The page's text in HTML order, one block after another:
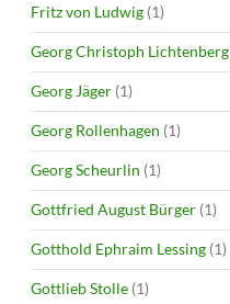
Fritz von Ludwig (1)
Georg Christoph Lichtenberg
Georg Jäger (1)
Georg Rollenhagen (1)
Georg Scheurlin (1)
Gottfried August Bürger (1)
Gotthold Ephraim Lessing (1)
Gottlieb Stolle (1)